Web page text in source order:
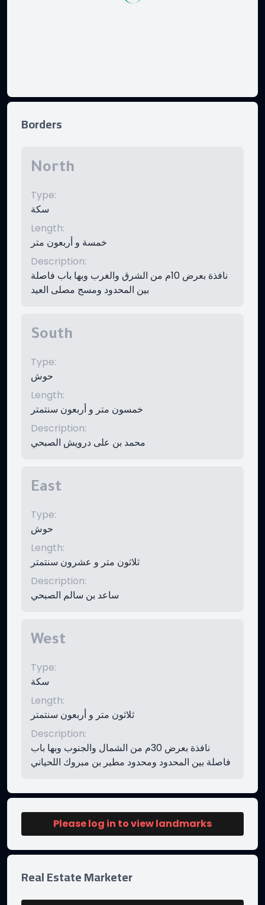
Borders
North
Type:
سكة
Length:
خمسة و أربعون متر
Description:
نافذة بعرض 10م من الشرق والغرب وبها باب فاصلة
بين المحدود ومسج مصلى العيد
South
Type:
حوش
Length:
خمسون متر و أربعون سنتمتر
Description:
محمد بن على درويش الصبحي
East
Type:
حوش
Length:
ثلاثون متر و عشرون سنتمتر
Description:
ساعد بن سالم الصبحي
West
Type:
سكة
Length:
ثلاثون متر و أربعون سنتمتر
Description:
نافذة بعرض 30م من الشمال والجنوب وبها باب
فاصلة بين المحدود ومحدود مطير بن مبروك اللحياني
Please log in to view landmarks
Real Estate Marketer